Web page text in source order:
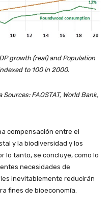
growth (real) and Population
to 100 in 2000.
FAOSTAT, World Bank,
compensación entre el
y la biodiversidad y los
lo tanto, se concluye, como lo
necesidades de
inevitablemente reducirán
fines de bioeconomía.